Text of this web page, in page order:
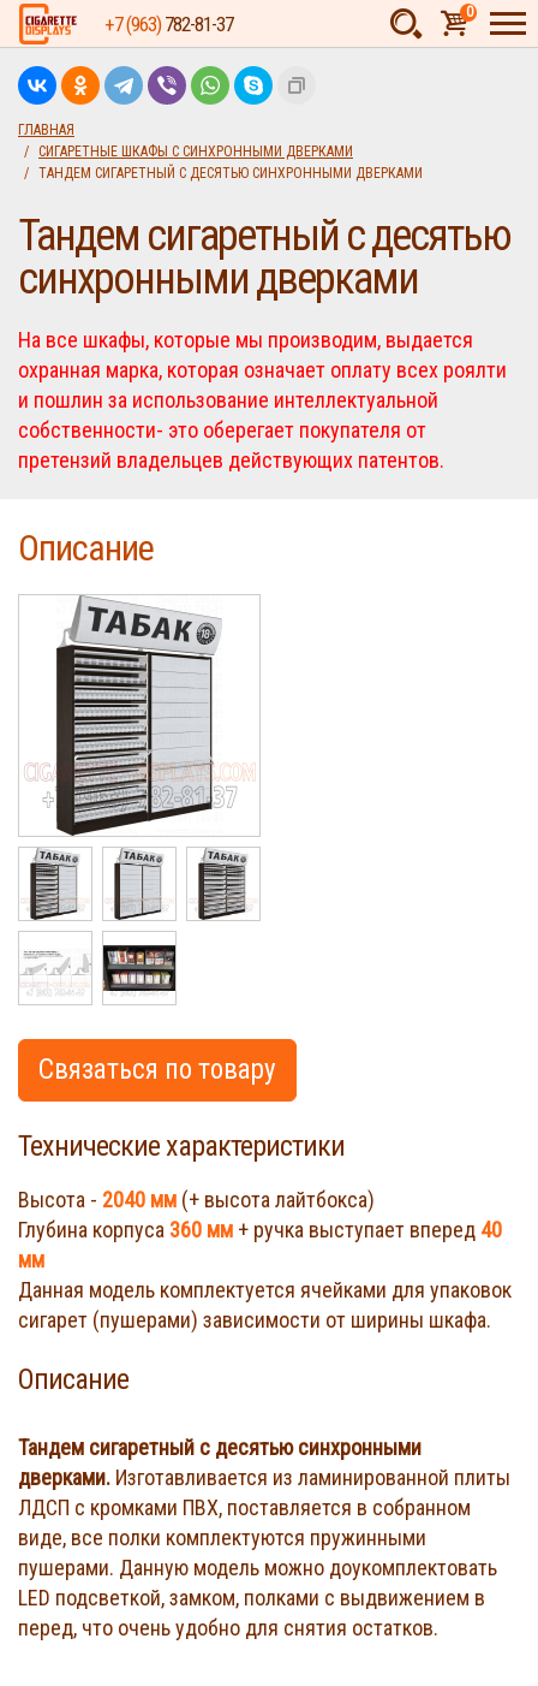
Cigarette
+7 (963)782-81-37 0
ГЛАВНАЯ
СИГАРЕТНЫЕ ШКАФЫ С СИНХРОННЫМИ ДВЕРКАМИ
ТАНДЕМ СИГАРЕТНЫЙ С ДЕСЯТЬЮ СИНХРОННЫМИ ДВЕРКАМИ
Тандем сигаретный с десятью
синхронными дверками
На все шкафы, которые мы производим, выдается
охранная марка, которая означает оплату всех роялти
и пошлин за использование интеллектуальной
собственности- это оберегает покупателя от
претензий владельцев действующих патентов.
Описание
Связаться по товару
Технические характеристики
Высота - 2040 мм (+ высота лайтбокса)
Глубина корпуса 360 мм + ручка выступает вперед 40
мм
Данная модель комплектуется ячейками для упаковок
сигарет (пушерами) зависимости от ширины шкафа.
Описание
Тандем сигаретный с десятью синхронными
дверками. Изготавливается из ламинированной плиты
ЛДСП с кромками ПВХ, поставляется в собранном
виде, все полки комплектуются пружинными
пушерами. Данную модель можно доукомплектовать
LED подсветкой, замком, полками с выдвижением в
перед, что очень удобно для снятия остатков.